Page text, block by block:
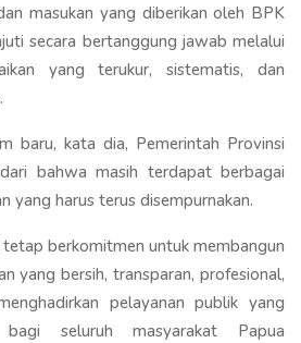
masukan yang diberikan oleh BPK
secara bertanggung jawab melalui
yang terukur, sistematis, dan
baru, kata dia, Pemerintah Provinsi
bahwa masih terdapat berbagai
yang harus terus disempurnakan.
berkomitmen untuk membangun
yang bersih, transparan, profesional,
pelayanan publik yang
bagi seluruh masyarakat Papua